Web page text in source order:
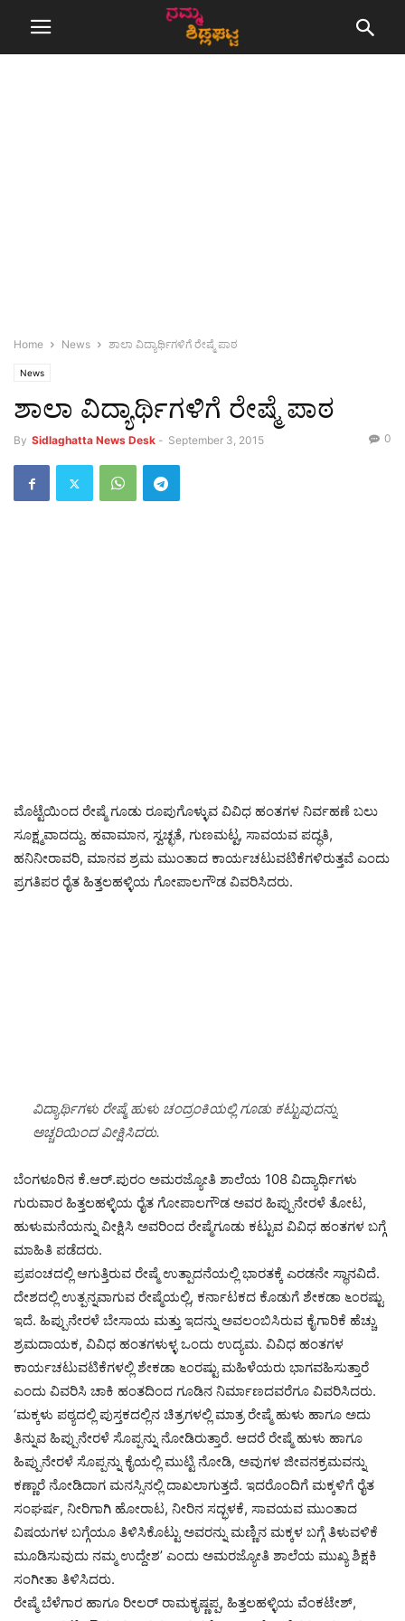
Home News ಶಾಲಾ ವಿದ್ಯಾರ್ಥಿಗಳಿಗೆ ರೇಷ್ಮೆ ಪಾಠ
News
ಶಾಲಾ ವಿದ್ಯಾರ್ಥಿಗಳಿಗೆ ರೇಷ್ಮೆ ಪಾಠ
By Sidlaghatta News Desk - September 3, 2015 0
ಮೊಟ್ಟೆಯಿಂದ ರೇಷ್ಮೆ ಗೂಡು ರೂಪುಗೊಳ್ಳುವ ವಿವಿಧ ಹಂತಗಳ ನಿರ್ವಹಣೆ ಬಲು
ಸೂಕ್ಷ್ಮವಾದದ್ದು. ಹವಾಮಾನ, ಸ್ವಚ್ಛತೆ, ಗುಣಮಟ್ಟ, ಸಾವಯವ ಪದ್ಧತಿ,
ಹನಿನೀರಾವರಿ, ಮಾನವ ಶ್ರಮ ಮುಂತಾದ ಕಾರ್ಯಚಟುವಟಿಕೆಗಳಿರುತ್ತವೆ ಎಂದು
ಪ್ರಗತಿಪರ ರೈತ ಹಿತ್ತಲಹಳ್ಳಿಯ ಗೋಪಾಲಗೌಡ ವಿವರಿಸಿದರು.
ವಿದ್ಯಾರ್ಥಿಗಳು ರೇಷ್ಮೆ ಹುಳು ಚಂದ್ರಂಕಿಯಲ್ಲಿ ಗೂಡು ಕಟ್ಟುವುದನ್ನು
ಅಚ್ಚರಿಯಿಂದ ವೀಕ್ಷಿಸಿದರು.
ಬೆಂಗಳೂರಿನ ಕೆ.ಆರ್.ಪುರಂ ಅಮರಜ್ಯೋತಿ ಶಾಲೆಯ 108 ವಿದ್ಯಾರ್ಥಿಗಳು
ಗುರುವಾರ ಹಿತ್ತಲಹಳ್ಳಿಯ ರೈತ ಗೋಪಾಲಗೌಡ ಅವರ ಹಿಪ್ಪುನೇರಳೆ ತೋಟ,
ಹುಳುಮನೆಯನ್ನು ವೀಕ್ಷಿಸಿ ಅವರಿಂದ ರೇಷ್ಮೆಗೂಡು ಕಟ್ಟುವ ವಿವಿಧ ಹಂತಗಳ ಬಗ್ಗೆ
ಮಾಹಿತಿ ಪಡೆದರು.
ಪ್ರಪಂಚದಲ್ಲಿ ಆಗುತ್ತಿರುವ ರೇಷ್ಮೆ ಉತ್ಪಾದನೆಯಲ್ಲಿ ಭಾರತಕ್ಕೆ ಎರಡನೇ ಸ್ಥಾನವಿದೆ.
ದೇಶದಲ್ಲಿ ಉತ್ಪನ್ನವಾಗುವ ರೇಷ್ಮೆಯಲ್ಲಿ, ಕರ್ನಾಟಕದ ಕೊಡುಗೆ ಶೇಕಡಾ ೬೦ರಷ್ಟು
ಇದೆ. ಹಿಪ್ಪುನೇರಳೆ ಬೇಸಾಯ ಮತ್ತು ಇದನ್ನು ಅವಲಂಬಿಸಿರುವ ಕೈಗಾರಿಕೆ ಹೆಚ್ಚು
ಶ್ರಮದಾಯಕ, ವಿವಿಧ ಹಂತಗಳುಳ್ಳ ಒಂದು ಉದ್ಯಮ. ವಿವಿಧ ಹಂತಗಳ
ಕಾರ್ಯಚಟುವಟಿಕೆಗಳಲ್ಲಿ ಶೇಕಡಾ ೬೦ರಷ್ಟು ಮಹಿಳೆಯರು ಭಾಗವಹಿಸುತ್ತಾರೆ
ಎಂದು ವಿವರಿಸಿ ಚಾಕಿ ಹಂತದಿಂದ ಗೂಡಿನ ನಿರ್ಮಾಣದವರೆಗೂ ವಿವರಿಸಿದರು.
‘ಮಕ್ಕಳು ಪಠ್ಯದಲ್ಲಿ ಪುಸ್ತಕದಲ್ಲಿನ ಚಿತ್ರಗಳಲ್ಲಿ ಮಾತ್ರ ರೇಷ್ಮೆ ಹುಳು ಹಾಗೂ ಅದು
ತಿನ್ನುವ ಹಿಪ್ಪುನೇರಳೆ ಸೊಪ್ಪನ್ನು ನೋಡಿರುತ್ತಾರೆ. ಆದರೆ ರೇಷ್ಮೆ ಹುಳು ಹಾಗೂ
ಹಿಪ್ಪುನೇರಳೆ ಸೊಪ್ಪನ್ನು ಕೈಯಲ್ಲಿ ಮುಟ್ಟಿ ನೋಡಿ, ಅವುಗಳ ಜೀವನಕ್ರಮವನ್ನು
ಕಣ್ಣಾರೆ ನೋಡಿದಾಗ ಮನಸ್ಸಿನಲ್ಲಿ ದಾಖಲಾಗುತ್ತದೆ. ಇದರೊಂದಿಗೆ ಮಕ್ಕಳಿಗೆ ರೈತ
ಸಂಘರ್ಷ, ನೀರಿಗಾಗಿ ಹೋರಾಟ, ನೀರಿನ ಸದ್ಭಳಕೆ, ಸಾವಯವ ಮುಂತಾದ
ವಿಷಯಗಳ ಬಗ್ಗೆಯೂ ತಿಳಿಸಿಕೊಟ್ಟು ಅವರನ್ನು ಮಣ್ಣಿನ ಮಕ್ಕಳ ಬಗ್ಗೆ ತಿಳುವಳಿಕೆ
ಮೂಡಿಸುವುದು ನಮ್ಮ ಉದ್ದೇಶ’ ಎಂದು ಅಮರಜ್ಯೋತಿ ಶಾಲೆಯ ಮುಖ್ಯ ಶಿಕ್ಷಕಿ
ಸಂಗೀತಾ ತಿಳಿಸಿದರು.
ರೇಷ್ಮೆ ಬೆಳೆಗಾರ ಹಾಗೂ ರೀಲರ್ ರಾಮಕೃಷ್ಣಪ್ಪ, ಹಿತ್ತಲಹಳ್ಳಿಯ ವೆಂಕಟೇಶ್,